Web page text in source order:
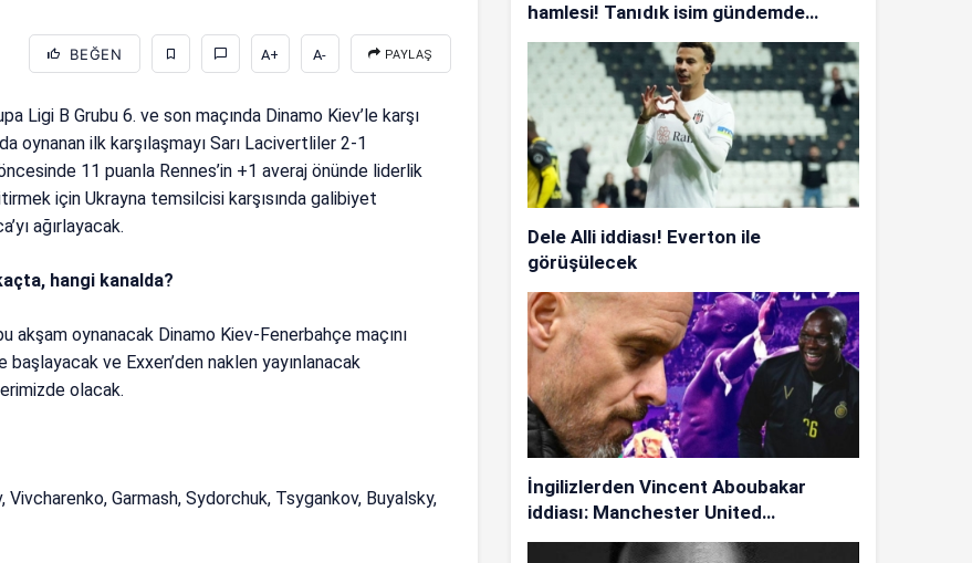
BEĞEN A+ A- PAYLAŞ
Ligi B Grubu 6. ve son maçında Dinamo Kiev’le karşı
oynanan ilk karşılaşmayı Sarı Lacivertliler 2-1
11 puanla Rennes’in +1 averaj önünde liderlik
için Ukrayna temsilcisi karşısında galibiyet
ağırlayacak.
hangi kanalda?
akşam oynanacak Dinamo Kiev-Fenerbahçe maçını
ve Exxen’den naklen yayınlanacak
olacak.
Vivcharenko, Garmash, Sydorchuk, Tsygankov, Buyalsky,
hamlesi! Tanıdık isim gündemde…
Dele Alli iddiası! Everton ile
görüşülecek
İngilizlerden Vincent Aboubakar
iddiası: Manchester United…